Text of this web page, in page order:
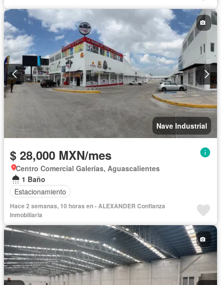
Nave Industrial
$ 28,000 MXN/mes
Centro Comercial Galerías, Aguascalientes
1 Baño
Estacionamiento
Hace 2 semanas, 10 horas en - ALEXANDER Confianza
Inmobiliaria